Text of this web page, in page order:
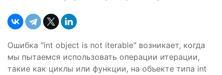
Ошибка "int object is not iterable" возникает, когда
мы пытаемся использовать операции итерации,
такие как циклы или функции, на объекте типа int